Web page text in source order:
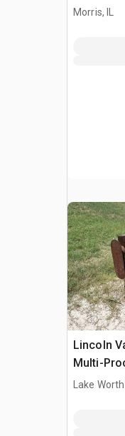
Varios,
Morris, IL
Lincoln
Multi-
Lake